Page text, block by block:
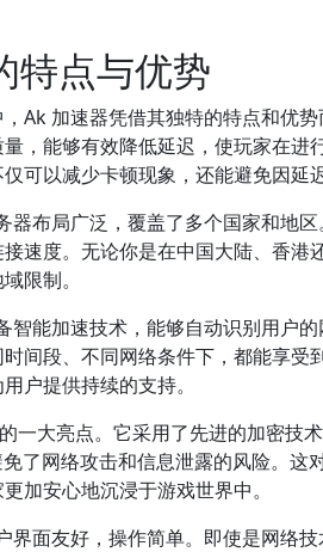
特点与优势
Ak 加速器凭借其独特的特点和优
，能够有效降低延迟，使玩家在
可以减少卡顿现象，还能避免因延
器布局广泛，覆盖了多个国家和地
速度。无论你是在中国大陆、香
限制。
智能加速技术，能够自动识别用户
间段、不同网络条件下，都能享
户提供持续的支持。
一大亮点。它采用了先进的加密技
了网络攻击和信息泄露的风险。
加安心地沉浸于游戏世界中。
界面友好，操作简单。即使是网络